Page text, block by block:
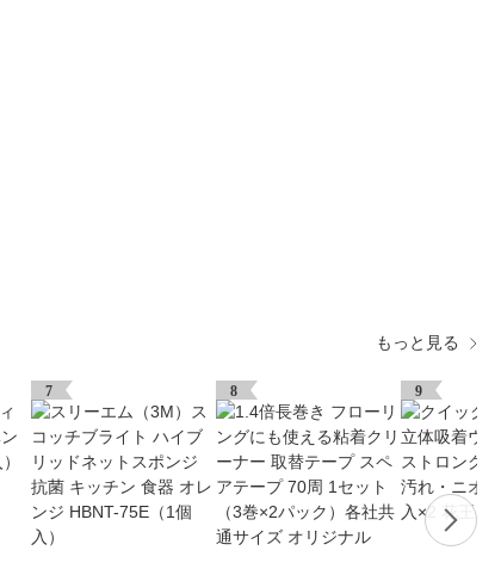
もっと見る
7 8 9